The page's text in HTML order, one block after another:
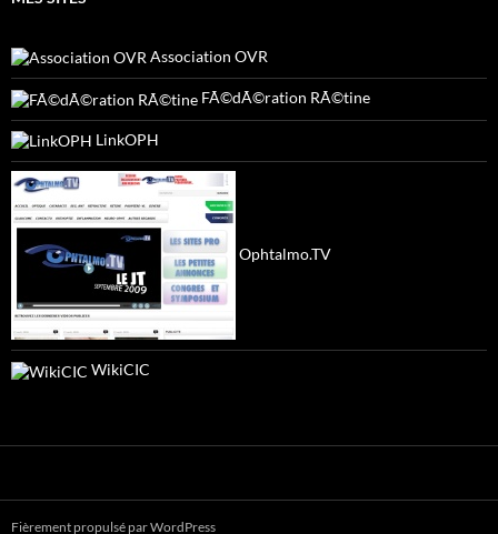
Association OVR
FÃ©dÃ©ration RÃ©tine
LinkOPH
Ophtalmo.TV
WikiCIC
Fièrement propulsé par WordPress